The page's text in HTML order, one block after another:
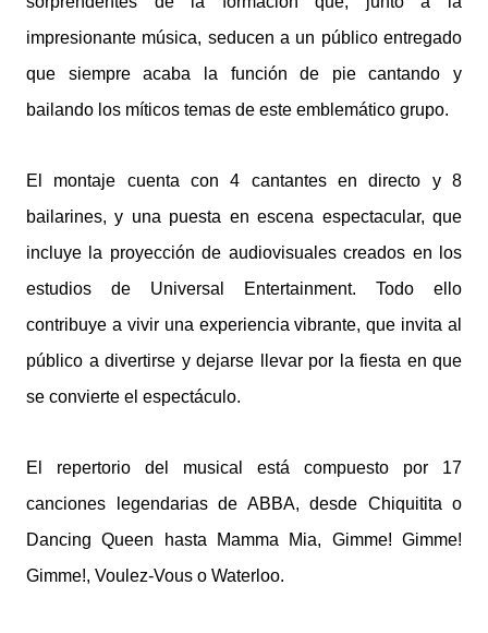
impresionante música, seducen a un público entregado
que siempre acaba la función de pie cantando y
bailando los míticos temas de este emblemático grupo.
El montaje cuenta con 4 cantantes en directo y 8
bailarines, y una puesta en escena espectacular, que
incluye la proyección de audiovisuales creados en los
estudios de Universal Entertainment. Todo ello
contribuye a vivir una experiencia vibrante, que invita al
público a divertirse y dejarse llevar por la fiesta en que
se convierte el espectáculo.
El repertorio del musical está compuesto por 17
canciones legendarias de ABBA, desde Chiquitita o
Dancing Queen hasta Mamma Mia, Gimme! Gimme!
Gimme!, Voulez-Vous o Waterloo.